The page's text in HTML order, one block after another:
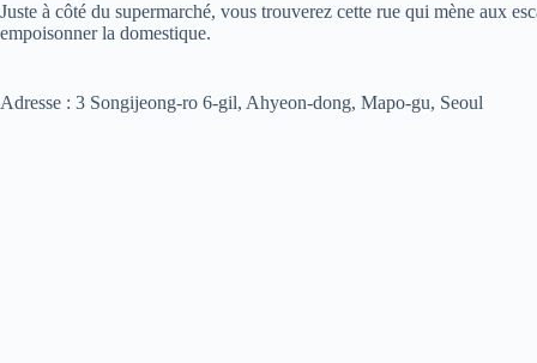
Juste à côté du supermarché, vous trouverez cette rue qui mène aux
empoisonner la domestique.
Adresse : 3 Songijeong-ro 6-gil, Ahyeon-dong, Mapo-gu, Seoul